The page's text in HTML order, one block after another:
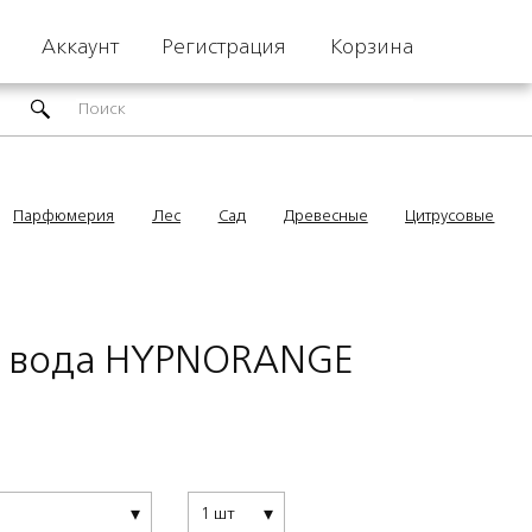
Аккаунт Регистрация Корзина
Парфюмерия Лес Сад Древесные Цитрусовые
HYPNORANGE
1 шт